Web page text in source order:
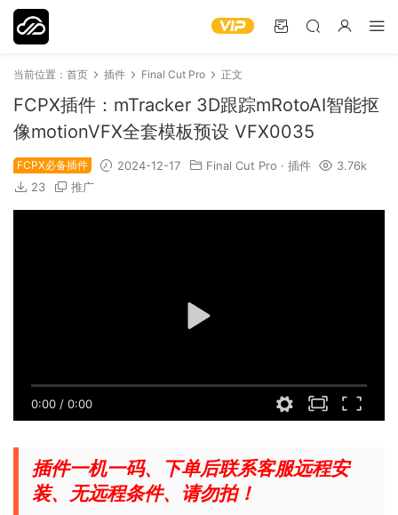
当前位置： 首页 插件 Final Cut Pro 正文
FCPX插件：mTracker 3D跟踪mRotoAI智能抠
像motionVFX全套模板预设 VFX0035
FCPX必备插件 2024-12-17 Final Cut Pro · 插件
3.76k
23
推广
0:00 / 0:00
插件一机一码、下单后联系客服远程安
装、无远程条件、请勿拍！